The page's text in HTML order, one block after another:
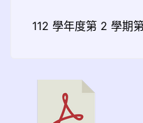
112 學年度第 2 學期